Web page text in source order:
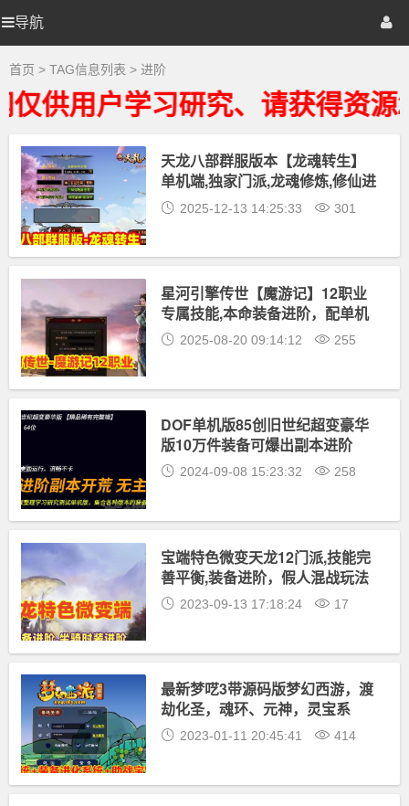
导航
全
-
阶
相
新
资
源
下
载
优
选
源
棋牌源码
首页 > TAG信息列表 > 进阶
供用户学习研究、请获得资源
天龙八部群服版本【龙魂转生】
单机端,独家门派,龙魂修炼,修仙进
阶等+GM工具及视频教程
2025-12-13 14:25:33 301
星河引擎传世【魔游记】12职业
专属技能,本命装备进阶，配单机
外网架设教程
2025-08-20 09:14:12 255
DOF单机版85创旧世纪超变豪华
版10万件装备可爆出副本进阶
2024-09-08 15:23:32 258
宝端特色微变天龙12门派,技能完
善平衡,装备进阶，假人混战玩法
丰富2023-09-13 17:18:24 17
最新梦呓3带源码版梦幻西游，渡
劫化圣，魂环、元神，灵宝系
统，装备进阶系统，可局域网外
2023-01-11 20:45:41 414